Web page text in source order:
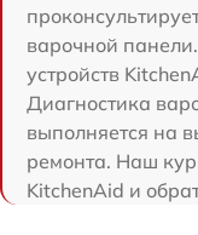
варочной
устройств
Диагностика
выполняется на
ремонта. Наш
KitchenAid и